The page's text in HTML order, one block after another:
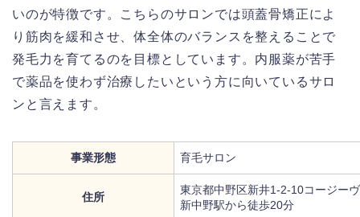
いのが特徴です。こちらのサロンでは頭蓋骨矯正によ
り筋肉を緩和させ、体全体のバランスを整えることで
発毛力を育てるのを目標としています。内服薬が苦手
で薬品を使わず治療したいという方に向いているサロ
ンと言えます。
事業形態 育毛サロン
住所
東京都中野区新井1-2-10コージー
新中野駅から徒歩20分